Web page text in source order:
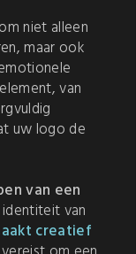
niet alleen
maar ook
van
uw logo de
van een
van
creatief